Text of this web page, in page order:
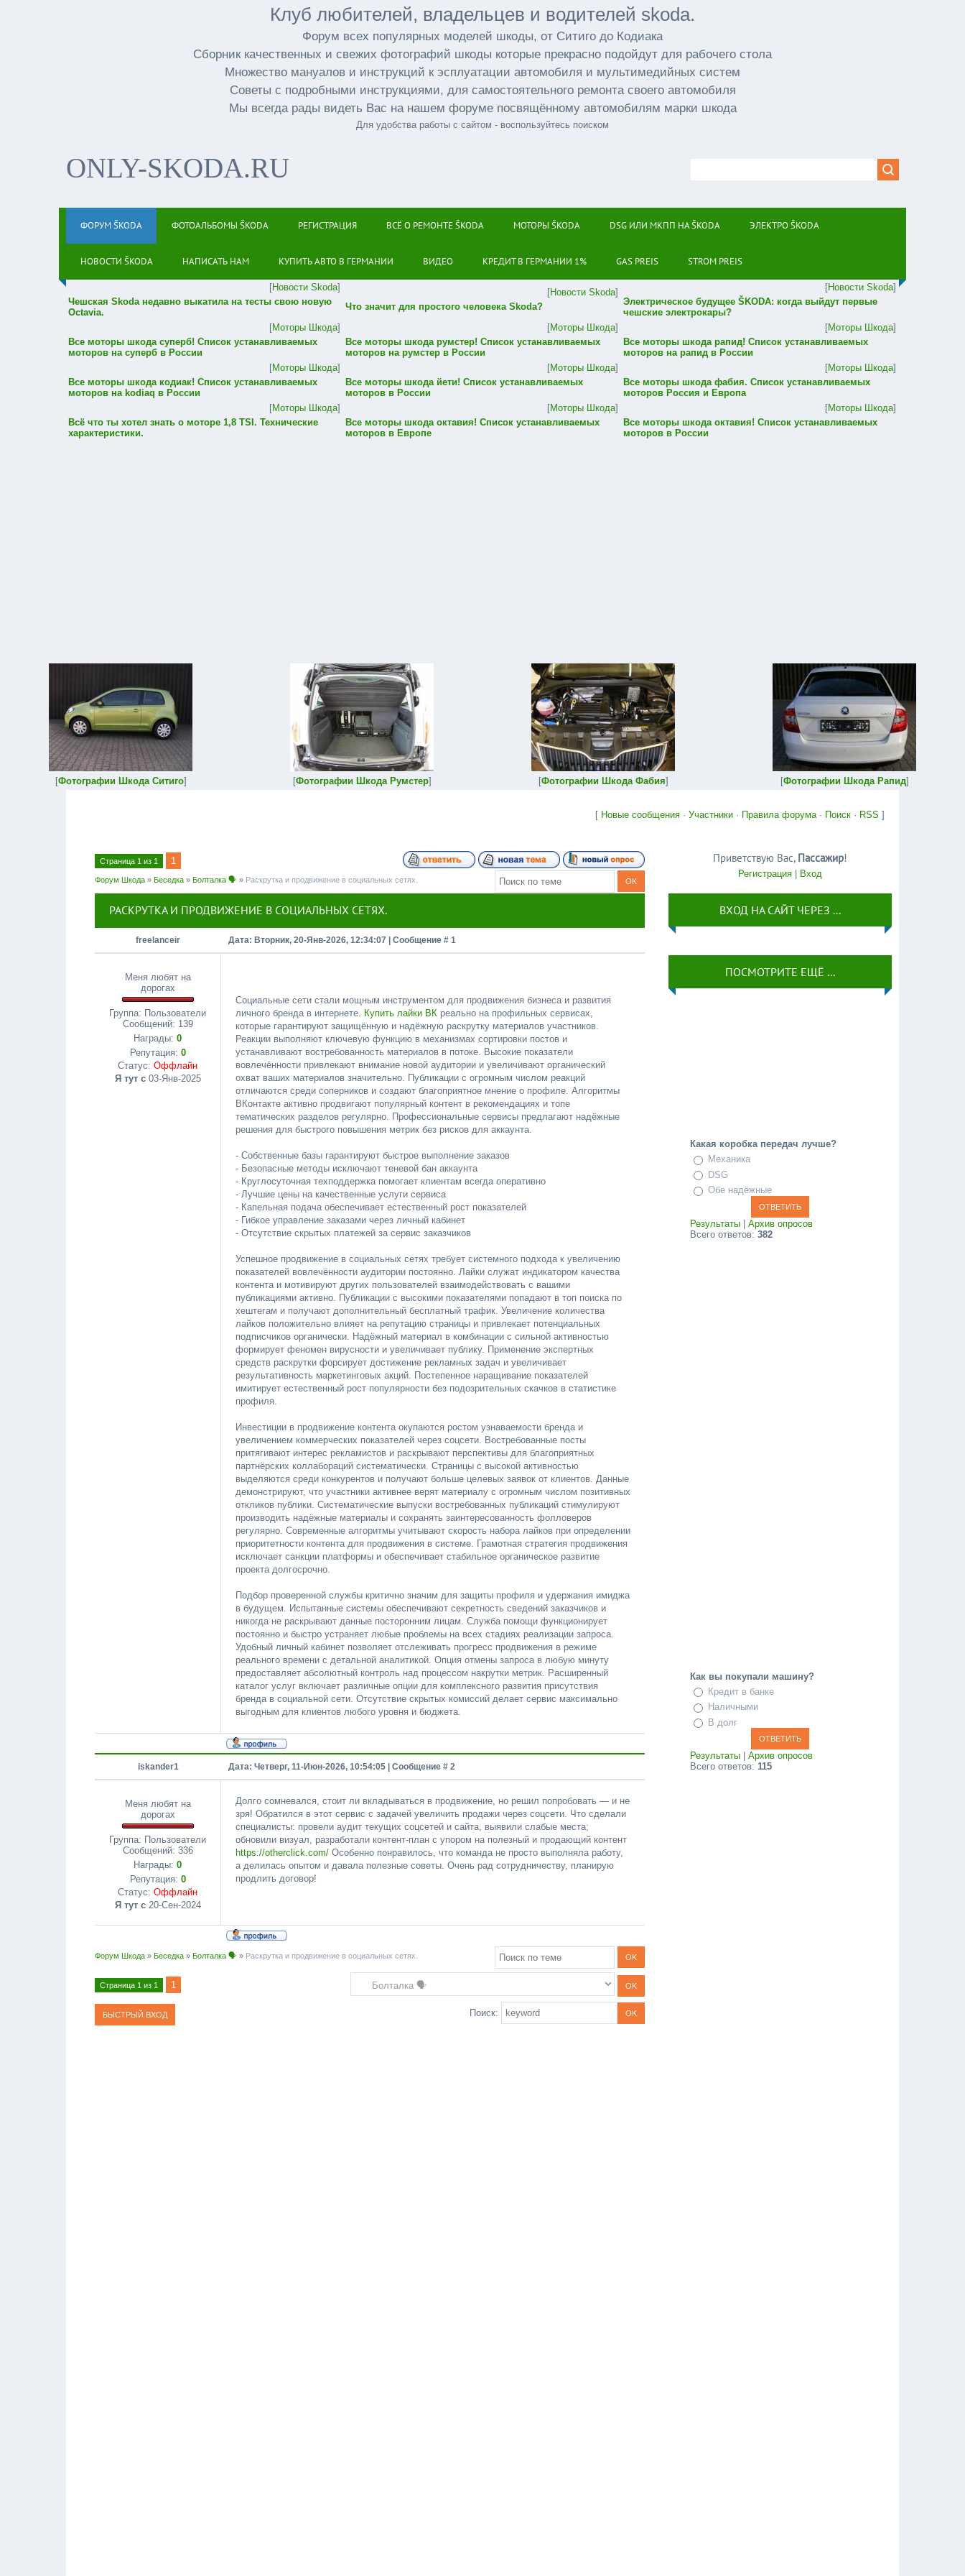
Клуб любителей, владельцев и водителей skoda.
Форум всех популярных моделей шкоды, от Ситиго до Кодиака
Сборник качественных и свежих фотографий шкоды которые прекрасно подойдут для рабочего стола
Множество мануалов и инструкций к эсплуатации автомобиля и мультимедийных систем
Советы с подробными инструкциями, для самостоятельного ремонта своего автомобиля
Мы всегда рады видеть Вас на нашем форуме посвящённому автомобилям марки шкода
Для удобства работы с сайтом - воспользуйтесь поиском
ONLY-SKODA.RU
ФОРУМ ŠKODA ФОТОАЛЬБОМЫ ŠKODA РЕГИСТРАЦИЯ ВСЁ О РЕМОНТЕ ŠKODA МОТОРЫ ŠKODA DSG ИЛИ МКПП НА ŠKODA ЭЛЕКТРО ŠKODA
НОВОСТИ ŠKODA НАПИСАТЬ НАМ КУПИТЬ АВТО В ГЕРМАНИИ ВИДЕО КРЕДИТ В ГЕРМАНИИ 1% GAS PREIS STROM PREIS
[Новости Skoda]
Чешская Skoda недавно выкатила на тесты свою новую
Octavia.
[Новости Skoda]
Что значит для простого человека Skoda?
[Новости Skoda]
Электрическое будущее ŠKODA: когда выйдут первые
чешские электрокары?
[Моторы Шкода]
Все моторы шкода суперб! Список устанавливаемых
моторов на суперб в России
[Моторы Шкода]
Все моторы шкода румстер! Список устанавливаемых
моторов на румстер в России
[Моторы Шкода]
Все моторы шкода рапид! Список устанавливаемых
моторов на рапид в России
[Моторы Шкода]
Все моторы шкода кодиак! Список устанавливаемых
моторов на kodiaq в России
[Моторы Шкода]
Все моторы шкода йети! Список устанавливаемых
моторов в России
[Моторы Шкода]
Все моторы шкода фабия. Список устанавливаемых
моторов Россия и Европа
[Моторы Шкода]
Всё что ты хотел знать о моторе 1,8 TSI. Технические
характеристики.
[Моторы Шкода]
Все моторы шкода октавия! Список устанавливаемых
моторов в Европе
[Моторы Шкода]
Все моторы шкода октавия! Список устанавливаемых
моторов в России
[Фотографии Шкода Ситиго] [Фотографии Шкода Румстер] [Фотографии Шкода Фабия] [Фотографии Шкода Рапид]
[ Новые сообщения · Участники · Правила форума· Поиск · RSS ]
Страница 1 из 1 1
Форум Шкода » Беседка » Болталка 🗣 » Раскрутка и продвижение в социальных сетях.
РАСКРУТКА И ПРОДВИЖЕНИЕ В СОЦИАЛЬНЫХ СЕТЯХ.
freelanceir Дата: Вторник, 20-Янв-2026, 12:34:07 | Сообщение # 1
Меня любят на
дорогах
Группа: Пользователи
Сообщений: 139
Награды: 0
Репутация: 0
Статус: Оффлайн
Я тут с03-Янв-2025
Социальные сети стали мощным инструментом для продвижения бизнеса и развития
личного бренда в интернете. Купить лайки ВК реально на профильных сервисах,
которые гарантируют защищённую и надёжную раскрутку материалов участников.
Реакции выполняют ключевую функцию в механизмах сортировки постов и
устанавливают востребованность материалов в потоке. Высокие показатели
вовлечённости привлекают внимание новой аудитории и увеличивают органический
охват ваших материалов значительно. Публикации с огромным числом реакций
отличаются среди соперников и создают благоприятное мнение о профиле. Алгоритмы
ВКонтакте активно продвигают популярный контент в рекомендациях и топе
тематических разделов регулярно. Профессиональные сервисы предлагают надёжные
решения для быстрого повышения метрик без рисков для аккаунта.
- Собственные базы гарантируют быстрое выполнение заказов
- Безопасные методы исключают теневой бан аккаунта
- Круглосуточная техподдержка помогает клиентам всегда оперативно
- Лучшие цены на качественные услуги сервиса
- Капельная подача обеспечивает естественный рост показателей
- Гибкое управление заказами через личный кабинет
- Отсутствие скрытых платежей за сервис заказчиков
Успешное продвижение в социальных сетях требует системного подхода к увеличению
показателей вовлечённости аудитории постоянно. Лайки служат индикатором качества
контента и мотивируют других пользователей взаимодействовать с вашими
публикациями активно. Публикации с высокими показателями попадают в топ поиска по
хештегам и получают дополнительный бесплатный трафик. Увеличение количества
лайков положительно влияет на репутацию страницы и привлекает потенциальных
подписчиков органически. Надёжный материал в комбинации с сильной активностью
формирует феномен вирусности и увеличивает публику. Применение экспертных
средств раскрутки форсирует достижение рекламных задач и увеличивает
результативность маркетинговых акций. Постепенное наращивание показателей
имитирует естественный рост популярности без подозрительных скачков в статистике
профиля.
Инвестиции в продвижение контента окупаются ростом узнаваемости бренда и
увеличением коммерческих показателей через соцсети. Востребованные посты
притягивают интерес рекламистов и раскрывают перспективы для благоприятных
партнёрских коллабораций систематически. Страницы с высокой активностью
выделяются среди конкурентов и получают больше целевых заявок от клиентов. Данные
демонстрируют, что участники активнее верят материалу с огромным числом позитивных
откликов публики. Систематические выпуски востребованных публикаций стимулируют
производить надёжные материалы и сохранять заинтересованность фолловеров
регулярно. Современные алгоритмы учитывают скорость набора лайков при определении
приоритетности контента для продвижения в системе. Грамотная стратегия продвижения
исключает санкции платформы и обеспечивает стабильное органическое развитие
проекта долгосрочно.
Подбор проверенной службы критично значим для защиты профиля и удержания имиджа
в будущем. Испытанные системы обеспечивают секретность сведений заказчиков и
никогда не раскрывают данные посторонним лицам. Служба помощи функционирует
постоянно и быстро устраняет любые проблемы на всех стадиях реализации запроса.
Удобный личный кабинет позволяет отслеживать прогресс продвижения в режиме
реального времени с детальной аналитикой. Опция отмены запроса в любую минуту
предоставляет абсолютный контроль над процессом накрутки метрик. Расширенный
каталог услуг включает различные опции для комплексного развития присутствия
бренда в социальной сети. Отсутствие скрытых комиссий делает сервис максимально
выгодным для клиентов любого уровня и бюджета.
iskander1 Дата: Четверг, 11-Июн-2026, 10:54:05 | Сообщение # 2
Меня любят на
дорогах
Группа: Пользователи
Сообщений: 336
Награды: 0
Репутация: 0
Статус: Оффлайн
Я тут с20-Сен-2024
Долго сомневался, стоит ли вкладываться в продвижение, но решил попробовать — и не
зря! Обратился в этот сервис с задачей увеличить продажи через соцсети. Что сделали
специалисты: провели аудит текущих соцсетей и сайта, выявили слабые места;
обновили визуал, разработали контент‑план с упором на полезный и продающий контент
https://otherclick.com/ Особенно понравилось, что команда не просто выполняла работу,
а делилась опытом и давала полезные советы. Очень рад сотрудничеству, планирую
продлить договор!
Форум Шкода » Беседка » Болталка 🗣 » Раскрутка и продвижение в социальных сетях.
Страница 1 из 1 1
Поиск:
Приветствую Вас, Пассажир!
Регистрация| Вход
ВХОД НА САЙТ ЧЕРЕЗ ...
ПОСМОТРИТЕ ЕЩЁ ...
Какая коробка передач лучше?
Механика
DSG
Обе надёжные
Результаты| Архив опросов
Всего ответов: 382
Как вы покупали машину?
Кредит в банке
Наличными
В долг
Результаты| Архив опросов
Всего ответов: 115